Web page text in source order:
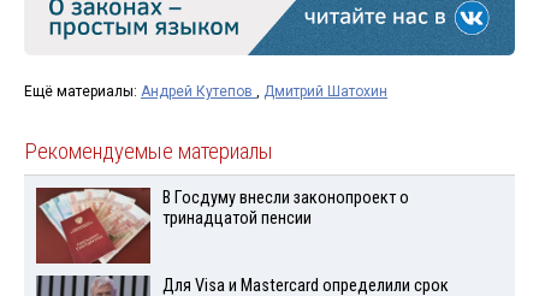
Ещё материалы: Андрей Кутепов , Дмитрий Шатохин
Рекомендуемые материалы
В Госдуму внесли законопроект о
тринадцатой пенсии
Для Visа и Mastercard определили срок